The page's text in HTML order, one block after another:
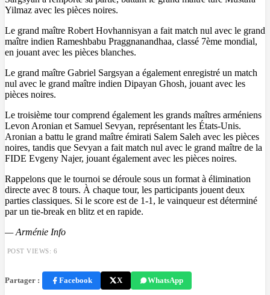
Yilmaz avec les pièces noires.
Le grand maître Robert Hovhannisyan a fait match nul avec le grand
maître indien Rameshbabu Praggnanandhaa, classé 7ème mondial,
en jouant avec les pièces blanches.
Le grand maître Gabriel Sargsyan a également enregistré un match
nul avec le grand maître indien Dipayan Ghosh, jouant avec les
pièces noires.
Le troisième tour comprend également les grands maîtres arméniens
Levon Aronian et Samuel Sevyan, représentant les États-Unis.
Aronian a battu le grand maître émirati Salem Saleh avec les pièces
noires, tandis que Sevyan a fait match nul avec le grand maître de la
FIDE Evgeny Najer, jouant également avec les pièces noires.
Rappelons que le tournoi se déroule sous un format à élimination
directe avec 8 tours. À chaque tour, les participants jouent deux
parties classiques. Si le score est de 1-1, le vainqueur est déterminé
par un tie-break en blitz et en rapide.
— Arménie Info
POST VIEWS: 6
Partager : Facebook X WhatsApp